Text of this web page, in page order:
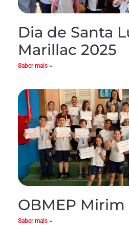
Dia de Santa
Marillac 2025
Saber mais »
OBMEP Mirim
Saber mais »